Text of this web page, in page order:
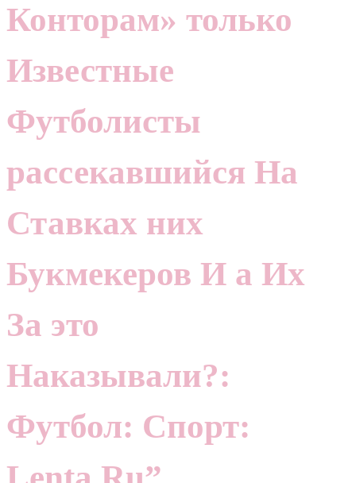
Конторам» только
Известные
Футболисты
рассекавшийся На
Ставках них
Букмекеров И а Их
За это
Наказывали?:
Футбол: Спорт: